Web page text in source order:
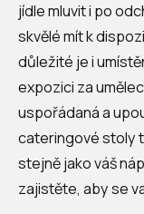
jídle mluvit i po
skvělé mít k
důležité je i
expozici za
uspořádaná a
cateringové stoly
stejně jako váš
zajistěte, aby se